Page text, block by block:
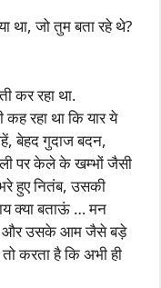
था, जो तुम बता रहे थे?
कर रहा था.
रहा था कि यार ये
बेहद गुदाज बदन,
पर केले के खम्भों जैसी
हुए नितंब, उसकी
क्या बताऊं … मन
और उसके आम जैसे बड़े
करता है कि अभी ही